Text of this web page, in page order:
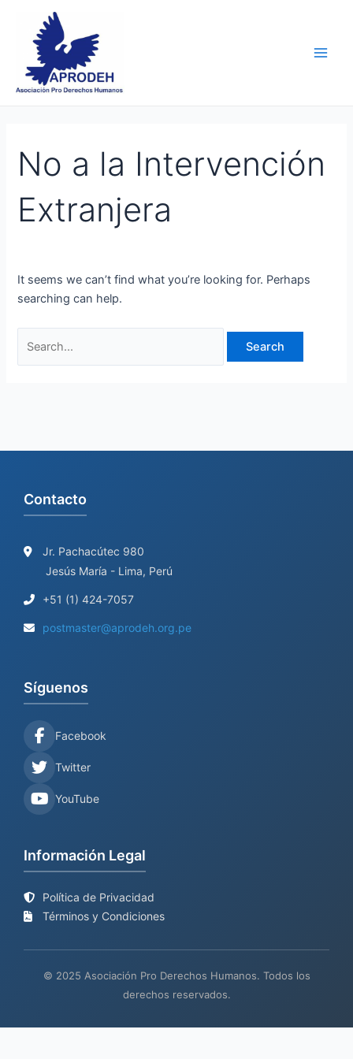
content
No a la Intervención
Extranjera
It seems we can’t find what you’re looking for. Perhaps
searching can help.
Search
Contacto
Jr. Pachacútec 980
Jesús María - Lima, Perú
+51 (1) 424-7057
postmaster@aprodeh.org.pe
Síguenos
Facebook
Twitter
YouTube
Información Legal
Política de Privacidad
Términos y Condiciones
© 2025 Asociación Pro Derechos Humanos. Todos los
derechos reservados.